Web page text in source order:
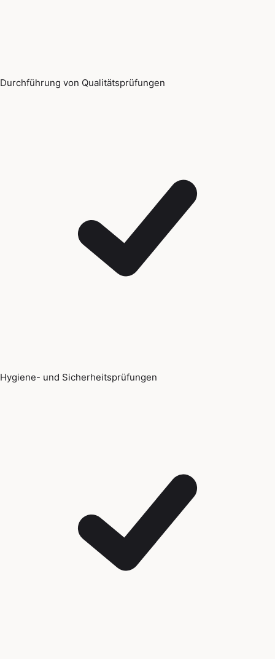
Durchführung von Qualitätsprüfungen
Hygiene- und Sicherheitsprüfungen